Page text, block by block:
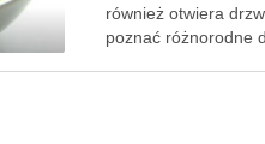
również otwiera
poznać różnorodne